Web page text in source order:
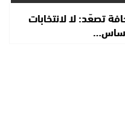
تصعّد: لا لانتخابات